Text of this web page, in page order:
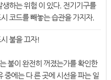
생하는 위험 이 있다. 전기기구를
코드를 빼놓는 습관을 가지자.
불을 끄자!
불이 완전히 꺼졌는가를 확인한
중에는 다 른 곳에 시선을 파는 일